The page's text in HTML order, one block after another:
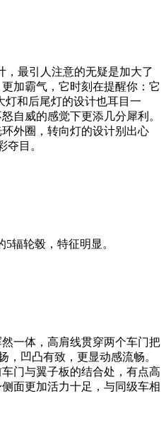
最引人注意的无疑是加大了
加霸气，它时刻在提醒你：它
灯和后尾灯的设计也耳目一
自威的感觉下更添几分犀利。
外圈，转向灯的设计别出心
夺目。
轮毂，特征明显。
体，高肩线贯穿两个车门把
，凹凸有致，更显动感流畅。
门与翼子板的结合处，有点高
面更加活力十足，与同级车相